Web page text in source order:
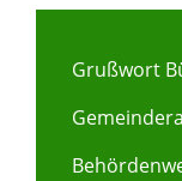
Grußwort